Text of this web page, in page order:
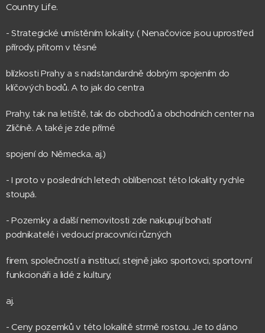
Country Life.
- Strategické umístěním lokality. ( Nenačovice jsou uprostřed
přírody, přitom v těsné
blízkosti Prahy a s nadstandardně dobrým spojením do
klíčových bodů. A to jak do centra
Prahy, tak na letiště, tak do obchodů a obchodních center na
Zličíně. A také je zde přímé
spojení do Německa, aj.)
- I proto v posledních letech oblíbenost této lokality rychle
stoupá.
- Pozemky a další nemovitosti zde nakupují bohatí
podnikatelé i vedoucí pracovníci různých
firem, společností a institucí, stejně jako sportovci, sportovní
funkcionáři a lidé z kultury,
aj.
- Ceny pozemků v této lokalitě strmě rostou. Je to dáno